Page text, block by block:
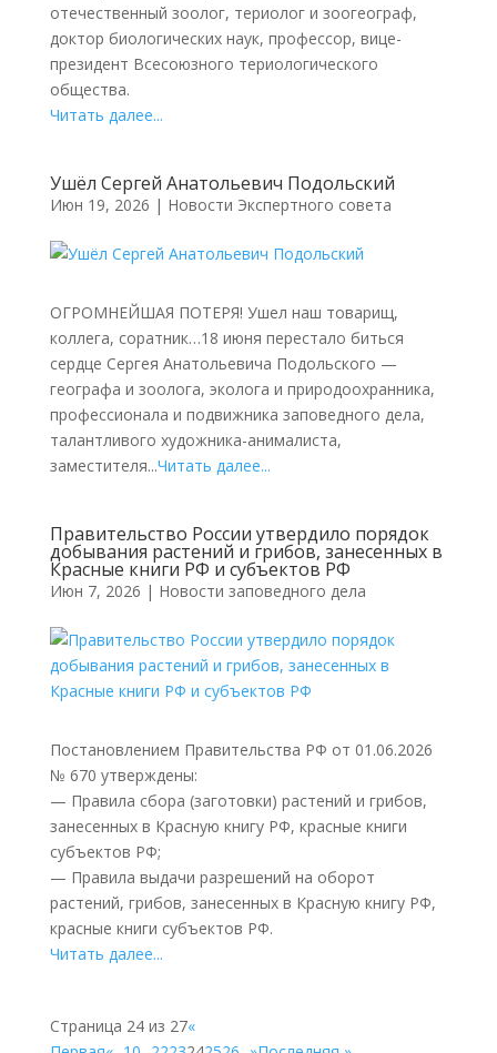
отечественный зоолог, териолог и зоогеограф,
доктор биологических наук, профессор, вице-
президент Всесоюзного териологического
общества.
Читать далее...
Ушёл Сергей Анатольевич Подольский
Июн 19, 2026 | Новости Экспертного совета
ОГРОМНЕЙШАЯ ПОТЕРЯ! Ушел наш товарищ,
коллега, соратник…18 июня перестало биться
сердце Сергея Анатольевича Подольского —
географа и зоолога, эколога и природоохранника,
профессионала и подвижника заповедного дела,
талантливого художника-анималиста,
заместителя...Читать далее...
Правительство России утвердило порядок
добывания растений и грибов, занесенных в
Красные книги РФ и субъектов РФ
Июн 7, 2026 | Новости заповедного дела
Постановлением Правительства РФ от 01.06.2026
№ 670 утверждены:
— Правила сбора (заготовки) растений и грибов,
занесенных в Красную книгу РФ, красные книги
субъектов РФ;
— Правила выдачи разрешений на оборот
растений, грибов, занесенных в Красную книгу РФ,
красные книги субъектов РФ.
Читать далее...
Страница 24 из 27«